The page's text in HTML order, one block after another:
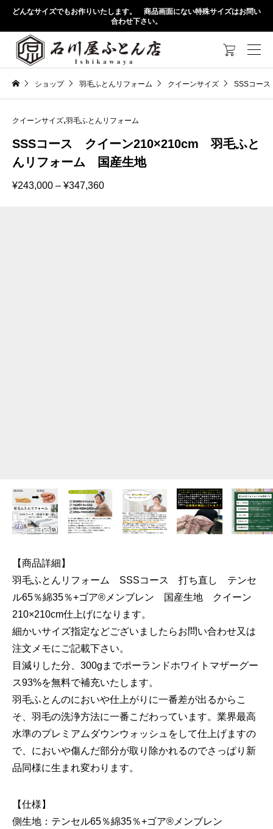
どんなサイズでもお作りいたします。 商品画面にない特殊サイズはお問い
合わせ下さい。

ショップ 羽毛ふとんリフォーム クイーンサイズ SSSコー
クイーンサイズ,羽毛ふとんリフォーム
SSSコース クイーン210×210cm 羽毛ふと
んリフォーム 国産生地
¥243,000 – ¥347,360価
【商品詳細】
羽毛ふとんリフォーム SSSコース 打ち直し テンセ
ル65％綿35％+ゴア®メンブレン 国産生地 クイーン
210×210cm仕上げになります。
細かいサイズ指定などございましたらお問い合わせ又は
注文メモにご記載下さい。
目減りした分、300gまでポーランドホワイトマザーグー
ス93%を無料で補充いたします。
羽毛ふとんのにおいや仕上がりに一番差が出るからこ
そ、羽毛の洗浄方法に一番こだわっています。業界最高
水準のプレミアムダウンウォッシュをして仕上げますの
で、においや傷んだ部分が取り除かれるのでさっぱり新
品同様に生まれ変わります。
【仕様】
側生地：テンセル65％綿35％+ゴア®メンブレン